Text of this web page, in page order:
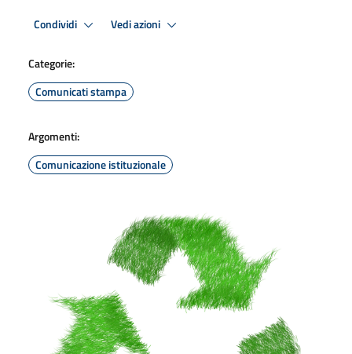
Condividi Vedi azioni
Categorie:
Comunicati stampa
Argomenti:
Comunicazione istituzionale